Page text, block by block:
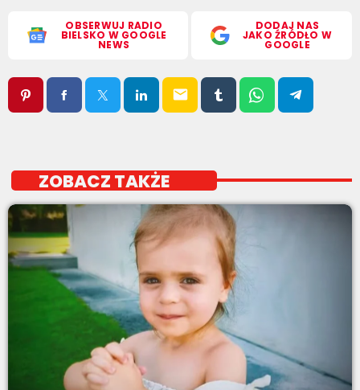
OBSERWUJ RADIO
BIELSKO W GOOGLE
NEWS
DODAJ NAS
JAKO ŹRÓDŁO W
GOOGLE
email
ZOBACZ TAKŻE